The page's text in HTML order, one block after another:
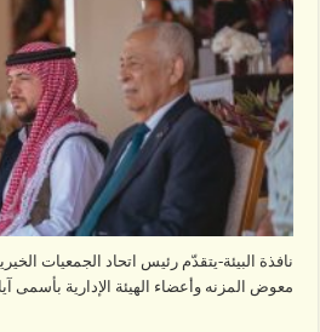
نافذة البيئة-يتقدّم رئيس اتحاد الجمعيات
معوض المزنه وأعضاء الهيئة الإدارية بأسمى